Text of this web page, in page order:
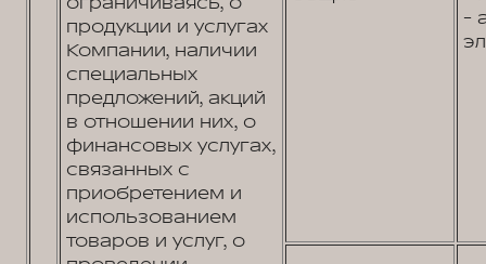
продукции и услугах
Компании, наличии
специальных
предложений, акций
в отношении них, о
финансовых услугах,
связанных с
приобретением и
использованием
товаров и услуг, о
-